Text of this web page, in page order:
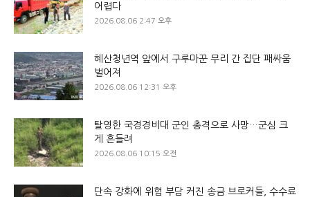
어렵다
2026.08.06 2:47 오후
혜산청년역 앞에서 구루마꾼 무리 간 집단 패싸움
벌어져
2026.08.06 12:31 오후
탈영한 국경경비대 군인 총격으로 사망…군심 크
게 흔들려
2026.08.06 10:15 오전
단속 강화에 위험 부담 커진 송금 브로커들, 수수료